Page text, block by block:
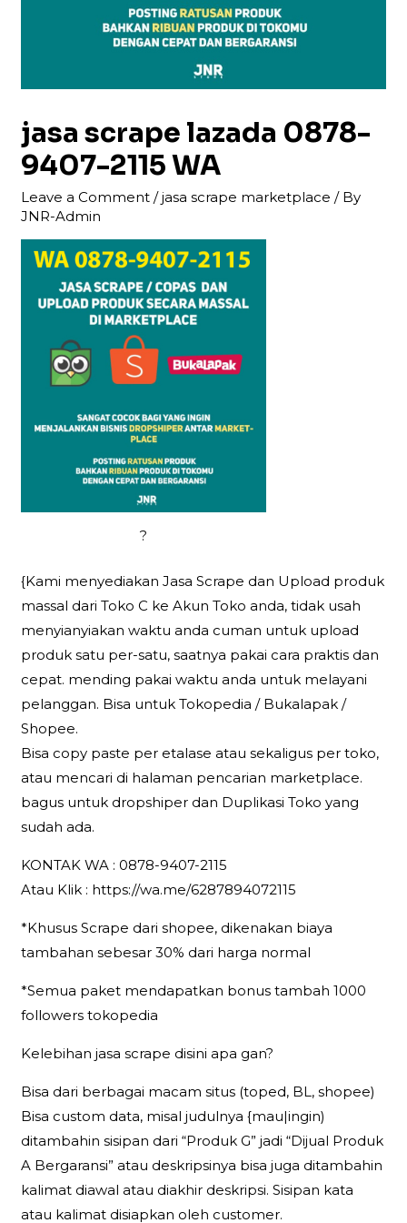
jasa scrape lazada 0878-
9407-2115 WA
Leave a Comment /jasa scrape marketplace / By
JNR-Admin
?
{Kami menyediakan Jasa Scrape dan Upload produk
massal dari Toko C ke Akun Toko anda, tidak usah
menyianyiakan waktu anda cuman untuk upload
produk satu per-satu, saatnya pakai cara praktis dan
cepat. mending pakai waktu anda untuk melayani
pelanggan. Bisa untuk Tokopedia / Bukalapak /
Shopee.
Bisa copy paste per etalase atau sekaligus per toko,
atau mencari di halaman pencarian marketplace.
bagus untuk dropshiper dan Duplikasi Toko yang
sudah ada.
KONTAK WA : 0878-9407-2115
Atau Klik : https://wa.me/6287894072115
*Khusus Scrape dari shopee, dikenakan biaya
tambahan sebesar 30% dari harga normal
*Semua paket mendapatkan bonus tambah 1000
followers tokopedia
Kelebihan jasa scrape disini apa gan?
Bisa dari berbagai macam situs (toped, BL, shopee)
Bisa custom data, misal judulnya {mau|ingin)
ditambahin sisipan dari “Produk G” jadi “Dijual Produk
A Bergaransi” atau deskripsinya bisa juga ditambahin
kalimat diawal atau diakhir deskripsi. Sisipan kata
atau kalimat disiapkan oleh customer.